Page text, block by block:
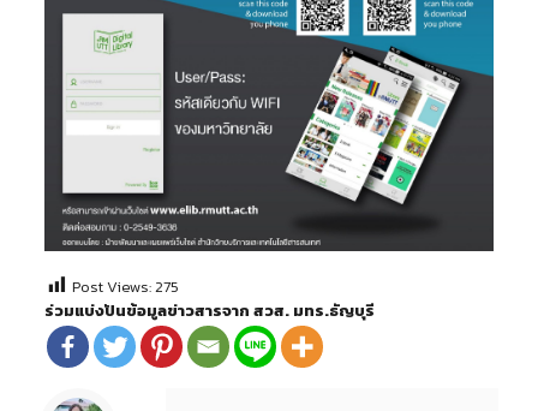
Post Views:275
ร่วมแบ่งปันข้อมูลข่าวสารจาก สวส. มทร.ธัญบุรี